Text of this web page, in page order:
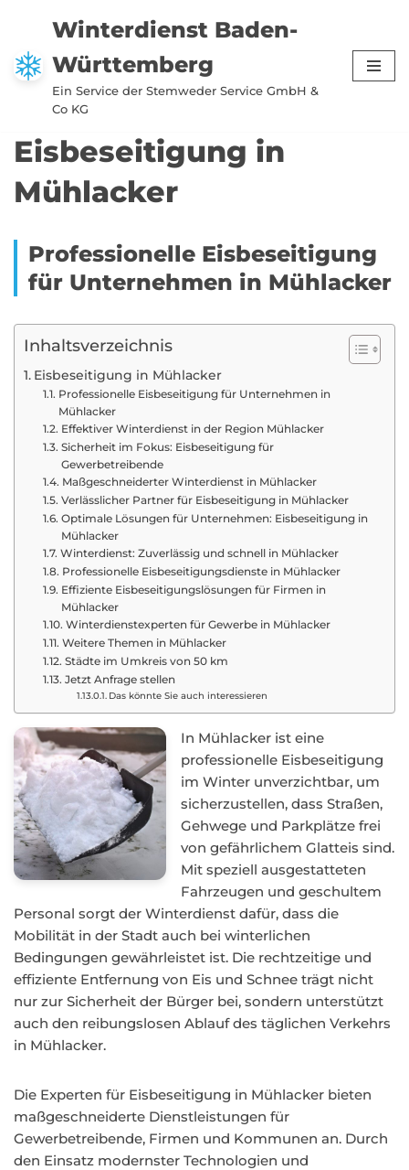
Zum
Inhalt
springen
Winterdienst Baden-
Württemberg
Ein Service der Stemweder Service GmbH &
Co KG
Eisbeseitigung in
Mühlacker
Professionelle Eisbeseitigung
für Unternehmen in Mühlacker
Inhaltsverzeichnis
Eisbeseitigung in Mühlacker
Professionelle Eisbeseitigung für Unternehmen in
Mühlacker
Effektiver Winterdienst in der Region Mühlacker
Sicherheit im Fokus: Eisbeseitigung für
Gewerbetreibende
Maßgeschneiderter Winterdienst in Mühlacker
Verlässlicher Partner für Eisbeseitigung in Mühlacker
Optimale Lösungen für Unternehmen: Eisbeseitigung in
Mühlacker
Winterdienst: Zuverlässig und schnell in Mühlacker
Professionelle Eisbeseitigungsdienste in Mühlacker
Effiziente Eisbeseitigungslösungen für Firmen in
Mühlacker
Winterdienstexperten für Gewerbe in Mühlacker
Weitere Themen in Mühlacker
Städte im Umkreis von 50 km
Jetzt Anfrage stellen
Das könnte Sie auch interessieren
In Mühlacker ist eine
professionelle Eisbeseitigung
im Winter unverzichtbar, um
sicherzustellen, dass Straßen,
Gehwege und Parkplätze frei
von gefährlichem Glatteis sind.
Mit speziell ausgestatteten
Fahrzeugen und geschultem
Personal sorgt der Winterdienst dafür, dass die
Mobilität in der Stadt auch bei winterlichen
Bedingungen gewährleistet ist. Die rechtzeitige und
effiziente Entfernung von Eis und Schnee trägt nicht
nur zur Sicherheit der Bürger bei, sondern unterstützt
auch den reibungslosen Ablauf des täglichen Verkehrs
in Mühlacker.
Die Experten für Eisbeseitigung in Mühlacker bieten
maßgeschneiderte Dienstleistungen für
Gewerbetreibende, Firmen und Kommunen an. Durch
den Einsatz modernster Technologien und